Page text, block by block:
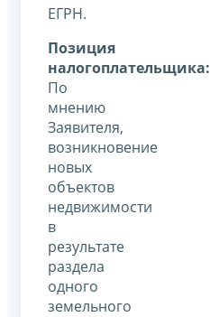
ЕГРН.
Позиция
налогоплательщика:
По
мнению
Заявителя,
возникновение
новых
объектов
недвижимости
в
результате
раздела
одного
земельного